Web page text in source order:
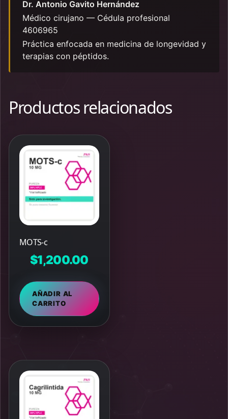
Dr. Antonio Gavito Hernández
Médico cirujano — Cédula profesional
4606965
Práctica enfocada en medicina de longevidad y
terapias con péptidos.
Productos relacionados
MOTS-c
$1,200.00
AÑADIR AL
CARRITO